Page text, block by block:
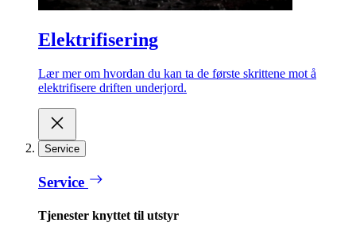
Elektrifisering
Lær mer om hvordan du kan ta de første skrittene mot å
elektrifisere driften underjord.
Service
Service
Tjenester knyttet til utstyr